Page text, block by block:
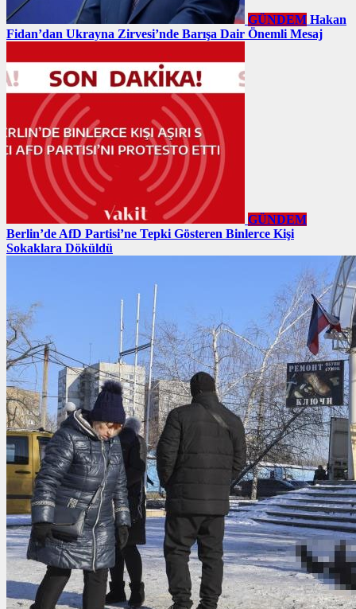
GÜNDEM Hakan
Fidan’dan Ukrayna Zirvesi’nde Barışa Dair Önemli Mesaj
GÜNDEM
Berlin’de AfD Partisi’ne Tepki Gösteren Binlerce Kişi
Sokaklara Döküldü